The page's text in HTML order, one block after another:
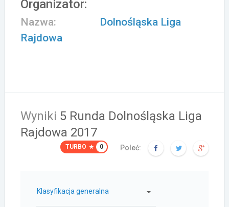
Organizator:
Nazwa:
Dolnośląska Liga
Rajdowa
Wyniki 5 Runda Dolnośląska Liga
Rajdowa 2017
TURBO 0 Poleć:
Klasyfikacja generalna